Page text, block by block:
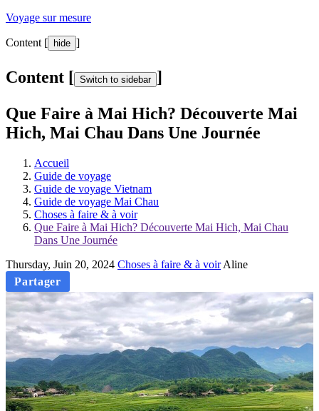
Voyage sur mesure
Content [ hide ]
Content [ Switch to sidebar ]
Que Faire à Mai Hich? Découverte Mai
Hich, Mai Chau Dans Une Journée
Accueil
Guide de voyage
Guide de voyage Vietnam
Guide de voyage Mai Chau
Choses à faire & à voir
Que Faire à Mai Hich? Découverte Mai Hich, Mai Chau
Dans Une Journée
Thursday, Juin 20, 2024 Choses à faire & à voir Aline
Partager